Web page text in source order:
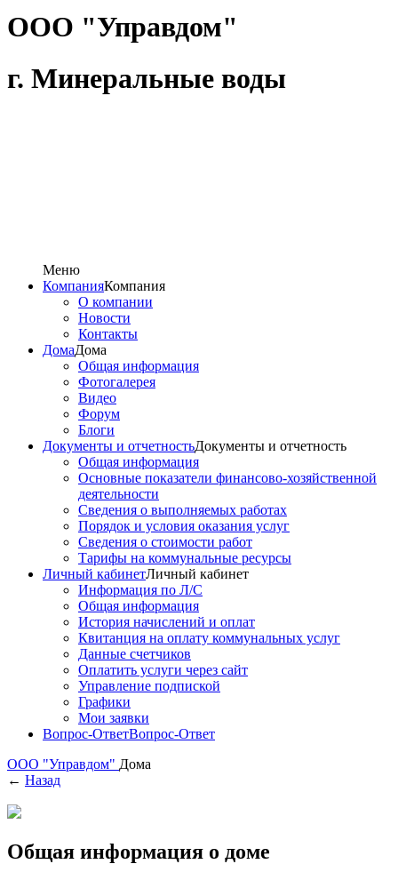
ООО "Управдом"
г. Минеральные воды
Меню
КомпанияКомпания
О компании
Новости
Контакты
ДомаДома
Общая информация
Фотогалерея
Видео
Форум
Блоги
Документы и отчетностьДокументы и отчетность
Общая информация
Основные показатели финансово-хозяйственной
деятельности
Сведения о выполняемых работах
Порядок и условия оказания услуг
Сведения о стоимости работ
Тарифы на коммунальные ресурсы
Личный кабинетЛичный кабинет
Информация по Л/С
Общая информация
История начислений и оплат
Квитанция на оплату коммунальных услуг
Данные счетчиков
Оплатить услуги через сайт
Управление подпиской
Графики
Мои заявки
Вопрос-ОтветВопрос-Ответ
ООО "Управдом" Дома
← Назад
Общая информация о доме